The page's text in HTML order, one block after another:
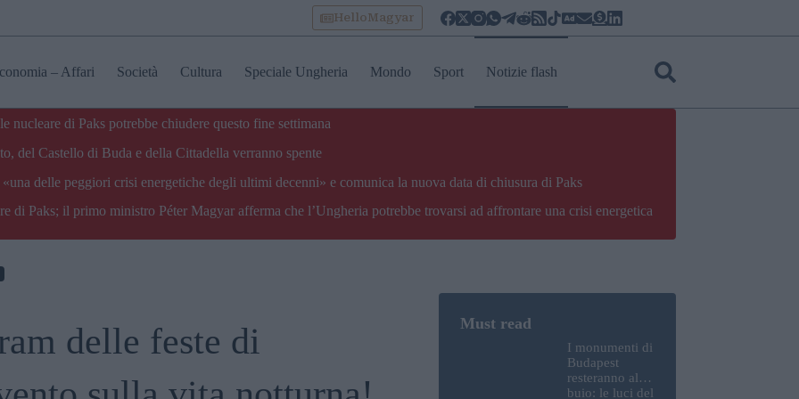
HelloMagyar
– Affari Società Cultura Speciale Ungheria Mondo Sport Notizie flash
nucleare di Paks potrebbe chiudere questo fine settimana
del Castello di Buda e della Cittadella verranno spente
delle peggiori crisi energetiche degli ultimi decenni» e comunica la nuova data di chiusura di Paks
di Paks; il primo ministro Péter Magyar afferma che l’Ungheria potrebbe trovarsi ad affrontare una crisi energetica
delle feste di
I monumenti di
Budapest
resteranno al
buio: le luci del